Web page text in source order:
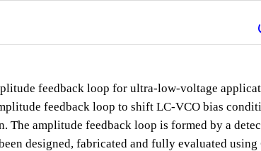
feedback loop for ultra-low-voltage
feedback loop to shift LC-VCO bias
The amplitude feedback loop is formed by a
designed, fabricated and fully evaluated using